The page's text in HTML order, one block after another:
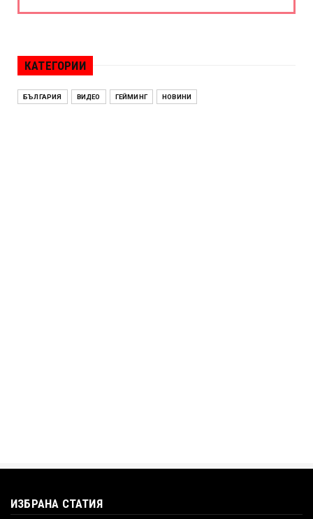
БОРАЦ
Без милост! Испания пречупи Франция и е
КАТЕГОРИИ
БЪЛГАРИЯ ВИДЕО ГЕЙМИНГ НОВИНИ
ИЗБРАНА СТАТИЯ